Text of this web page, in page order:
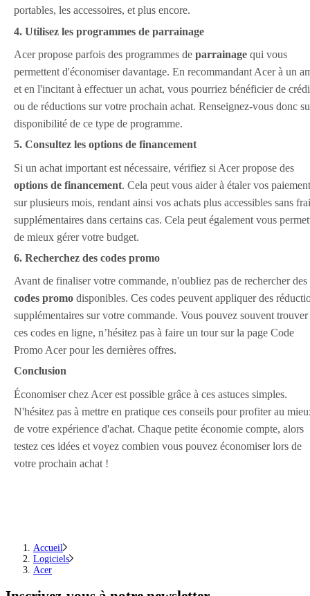
portables, les accessoires, et plus encore.
4. Utilisez les programmes de parrainage
Acer propose parfois des programmes de parrainage qui vous
permettent d'économiser davantage. En recommandant Acer à un
et en l'incitant à effectuer un achat, vous pourriez bénéficier de
ou de réductions sur votre prochain achat. Renseignez-vous donc
disponibilité de ce type de programme.
5. Consultez les options de financement
Si un achat important est nécessaire, vérifiez si Acer propose des
options de financement. Cela peut vous aider à étaler vos
sur plusieurs mois, rendant ainsi vos achats plus accessibles sans
supplémentaires dans certains cas. Cela peut également vous
de mieux gérer votre budget.
6. Recherchez des codes promo
Avant de finaliser votre commande, n'oubliez pas de rechercher des
codes promo disponibles. Ces codes peuvent appliquer des
supplémentaires sur votre commande. Vous pouvez souvent trouver
ces codes en ligne, n’hésitez pas à faire un tour sur la page Code
Promo Acer pour les dernières offres.
Conclusion
Économiser chez Acer est possible grâce à ces astuces simples.
N'hésitez pas à mettre en pratique ces conseils pour profiter au
de votre expérience d'achat. Chaque petite économie compte, alors
testez ces idées et voyez combien vous pouvez économiser lors de
votre prochain achat !
Accueil
Logiciels
Acer